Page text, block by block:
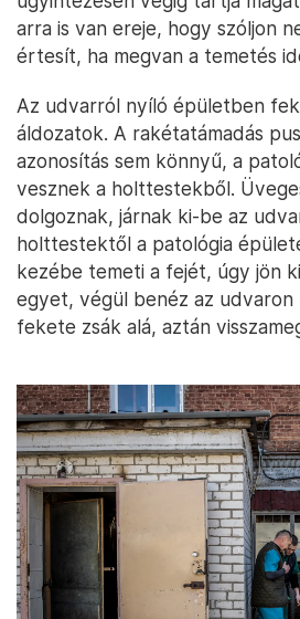
arra is van ereje, hogy szóljon
értesít, ha megvan a temetés
Az udvarról nyíló épületben
áldozatok. A rakétatámadás
azonosítás sem könnyű, a
vesznek a holttestekből.
dolgoznak, járnak ki-be az
holttestektől a patológia
kezébe temeti a fejét, úgy jön
egyet, végül benéz az udvaron
fekete zsák alá, aztán